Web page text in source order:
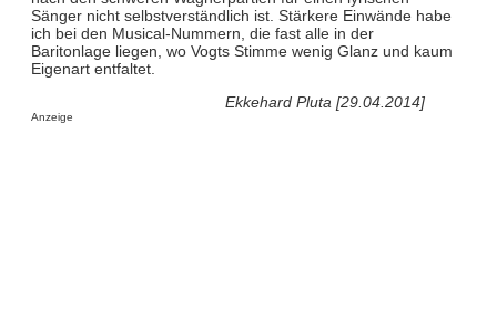
Sänger nicht selbstverständlich ist. Stärkere Einwände habe
ich bei den Musical-Nummern, die fast alle in der
Baritonlage liegen, wo Vogts Stimme wenig Glanz und kaum
Eigenart entfaltet.
Ekkehard Pluta [29.04.2014]
Anzeige